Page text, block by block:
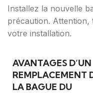
Installez la nouvelle
précaution.
votre installation.
AVANTAGES D’UN
REMPLACEMENT
LA BAGUE DU